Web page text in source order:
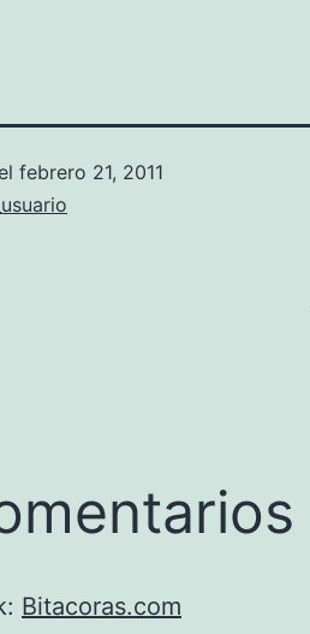
febrero 21, 2011
Bitacoras.com